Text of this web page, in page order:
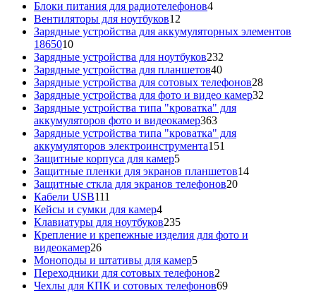
товаров
Блоки питания для радиотелефонов44
Вентиляторы для ноутбуков12
товаров
Зарядные устройства для аккумуляторных элементов
186501010
товаров
Зарядные устройства для ноутбуков232
Зарядные устройства для планшетов4040
товаров
Зарядные устройства для сотовых телефонов2828
товаров
Зарядные устройства для фото и видео камер32
Зарядные устройства типа "кроватка" для
аккумуляторов фото и видеокамер363363
товара
Зарядные устройства типа "кроватка" для
аккумуляторов электроинструмента151
Защитные корпуса для камер55
товаров
Защитные пленки для экранов планшетов1414
Защитные сткла для экранов телефонов2020
Кабели USB111
товаров
Кейсы и сумки для камер44
товара
Клавиатуры для ноутбуков235235
товаров
Крепление и крепежные изделия для фото и
видеокамер2626
товаров
Моноподы и штативы для камер55
товаров
Переходники для сотовых телефонов2
товара
Чехлы для КПК и сотовых телефонов6969